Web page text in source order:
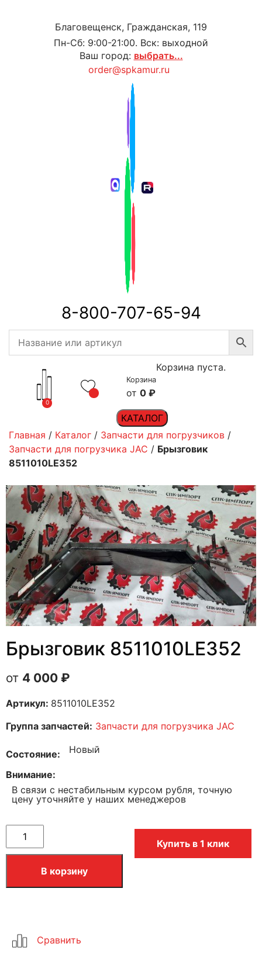
Благовещенск, Гражданская, 119
Пн-Сб: 9:00-21:00. Вск: выходной
Ваш город: выбрать...
order@spkamur.ru
8-800-707-65-94
0
Корзина
0 ₽
Корзина пуста.
КАТАЛОГ
Главная / Каталог / Запчасти для погрузчиков /
Запчасти для погрузчика JAC / Брызговик
8511010LE352
Брызговик 8511010LE352
4 000 ₽
Артикул: 8511010LE352
Группа запчастей: Запчасти для погрузчика JAC
Состояние Новый
Внимание
В связи с нестабильным курсом рубля, точную
цену уточняйте у наших менеджеров
В корзину
Купить в 1 клик